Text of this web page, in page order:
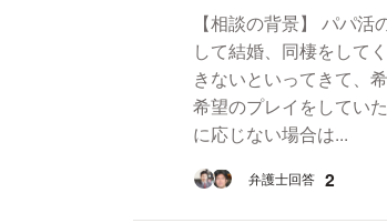
【相談の背景】 パパ
して結婚、同棲をして
きないといってきて、
希望のプレイをしてい
に応じない場合は...
弁護士回答 2